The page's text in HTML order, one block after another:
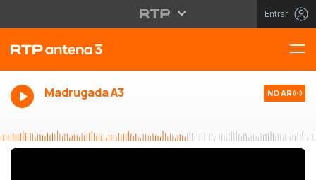
Entrar
Madrugada A3 NO AR